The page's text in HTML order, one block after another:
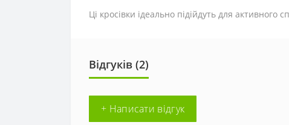
Ці кросівки ідеально підійдуть для
Відгуків (2)
+ Написати відгук